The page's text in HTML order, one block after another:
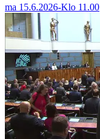
ma 15.6.2026-Klo 11.00